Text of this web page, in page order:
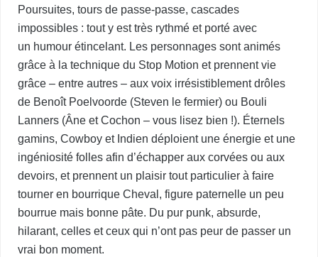
Poursuites, tours de passe-passe, cascades
impossibles : tout y est très rythmé et porté avec
un humour étincelant. Les personnages sont animés
grâce à la technique du Stop Motion et prennent vie
grâce – entre autres – aux voix irrésistiblement drôles
de Benoît Poelvoorde (Steven le fermier) ou Bouli
Lanners (Âne et Cochon – vous lisez bien !). Éternels
gamins, Cowboy et Indien déploient une énergie et une
ingéniosité folles afin d’échapper aux corvées ou aux
devoirs, et prennent un plaisir tout particulier à faire
tourner en bourrique Cheval, figure paternelle un peu
bourrue mais bonne pâte. Du pur punk, absurde,
hilarant, celles et ceux qui n’ont pas peur de passer un
vrai bon moment.